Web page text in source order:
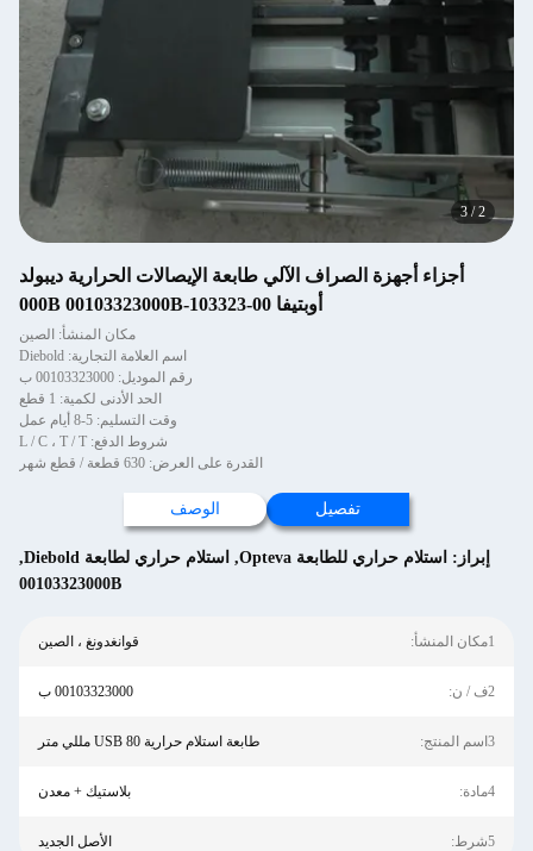
2
/
3
أجزاء أجهزة الصراف الآلي طابعة الإيصالات الحرارية ديبولد
أوبتيفا 00-103323-000B 00103323000B
مكان المنشأ: الصين
اسم العلامة التجارية: Diebold
رقم الموديل: 00103323000 ب
الحد الأدنى لكمية: 1 قطع
وقت التسليم: 5-8 أيام عمل
شروط الدفع: L / C ، T / T
القدرة على العرض: 630 قطعة / قطع شهر
تفصيل الوصف
إبراز: استلام حراري للطابعة Opteva , استلام حراري لطابعة Diebold
,
00103323000B
1مكان المنشأ: قوانغدونغ ، الصين
2ف / ن: 00103323000 ب
3اسم المنتج: طابعة استلام حرارية USB 80 مللي متر
4مادة: بلاستيك + معدن
5شرط: الأصل الجديد